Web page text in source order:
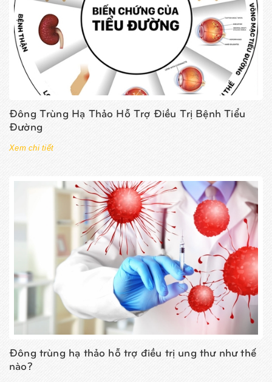
Đông Trùng Hạ Thảo Hỗ Trợ Điều Trị Bệnh Tiểu
Đường
Xem chi tiết
Đông trùng hạ thảo hỗ trợ điều trị ung thư như thế
nào?